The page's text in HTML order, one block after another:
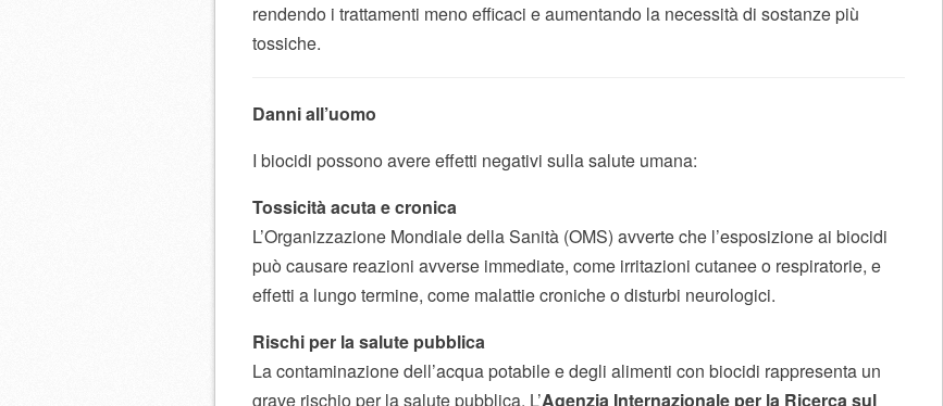
rendendo i trattamenti meno efficaci e aumentando la necessità di sostanze più
tossiche.
Danni all’uomo
I biocidi possono avere effetti negativi sulla salute umana:
Tossicità acuta e cronica
L’Organizzazione Mondiale della Sanità (OMS) avverte che l’esposizione ai biocidi
può causare reazioni avverse immediate, come irritazioni cutanee o respiratorie, e
effetti a lungo termine, come malattie croniche o disturbi neurologici.
Rischi per la salute pubblica
La contaminazione dell’acqua potabile e degli alimenti con biocidi rappresenta un
grave rischio per la salute pubblica. L’Agenzia Internazionale per la Ricerca sul